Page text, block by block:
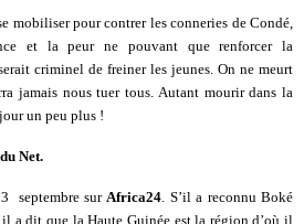
mobiliser pour contrer les conneries de Condé,
et la peur ne pouvant que renforcer la
criminel de freiner les jeunes. On ne meurt
jamais nous tuer tous. Autant mourir dans la
un peu plus !
Net.
septembre surAfrica24. S’il a reconnu Boké
a dit que la Haute Guinée est la région d’où il